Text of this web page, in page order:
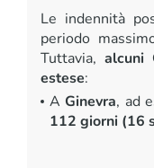
Le indennità
periodo
Tuttavia, alcuni
estese:
AGinevra, ad
112 giorni (16